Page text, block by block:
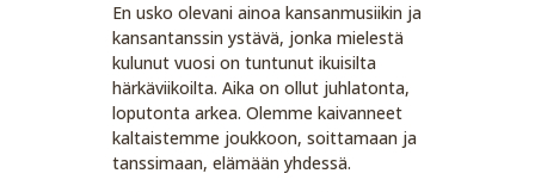
En usko olevani ainoa kansanmusiikin ja
kansantanssin ystävä, jonka mielestä
kulunut vuosi on tuntunut ikuisilta
härkäviikoilta. Aika on ollut juhlatonta,
loputonta arkea. Olemme kaivanneet
kaltaistemme joukkoon, soittamaan ja
tanssimaan, elämään yhdessä.